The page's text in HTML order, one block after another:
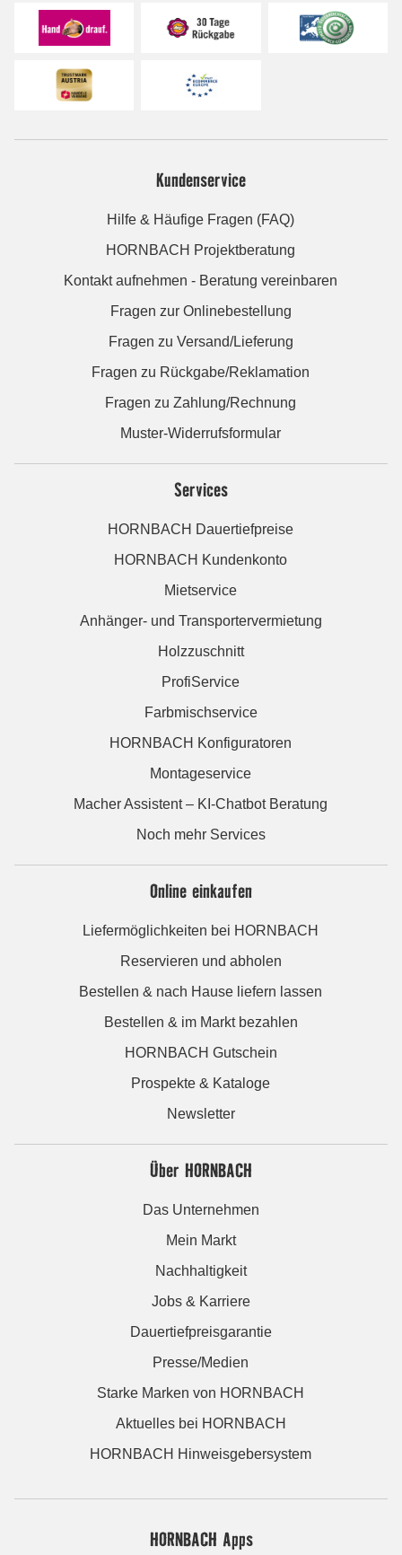
Kundenservice
Hilfe & Häufige Fragen (FAQ)
HORNBACH Projektberatung
Kontakt aufnehmen - Beratung vereinbaren
Fragen zur Onlinebestellung
Fragen zu Versand/Lieferung
Fragen zu Rückgabe/Reklamation
Fragen zu Zahlung/Rechnung
Muster-Widerrufsformular
Services
HORNBACH Dauertiefpreise
HORNBACH Kundenkonto
Mietservice
Anhänger- und Transportervermietung
Holzzuschnitt
ProfiService
Farbmischservice
HORNBACH Konfiguratoren
Montageservice
Macher Assistent – KI-Chatbot Beratung
Noch mehr Services
Online einkaufen
Liefermöglichkeiten bei HORNBACH
Reservieren und abholen
Bestellen & nach Hause liefern lassen
Bestellen & im Markt bezahlen
HORNBACH Gutschein
Prospekte & Kataloge
Newsletter
Über HORNBACH
Das Unternehmen
Mein Markt
Nachhaltigkeit
Jobs & Karriere
Dauertiefpreisgarantie
Presse/Medien
Starke Marken von HORNBACH
Aktuelles bei HORNBACH
HORNBACH Hinweisgebersystem
HORNBACH Apps